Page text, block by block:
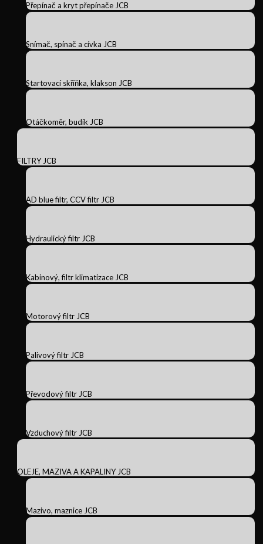
Přepínač a kryt přepínače JCB
Snímač, spínač a cívka JCB
Startovací skříňka, klakson JCB
Otáčkoměr, budík JCB
FILTRY JCB
AD blue filtr, CCV filtr JCB
Hydraulický filtr JCB
Kabinový, filtr klimatizace JCB
Motorový filtr JCB
Palivový filtr JCB
Převodový filtr JCB
Vzduchový filtr JCB
OLEJE, MAZIVA A KAPALINY JCB
Mazivo, maznice JCB